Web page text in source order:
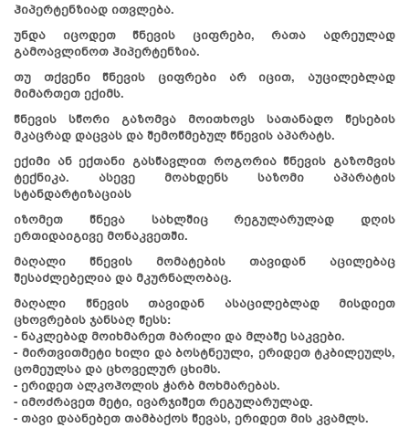
ჰიპერტენზიად ითვლება.
უნდა იცოდეთ წნევის ციფრები, რათა ადრეულად
გამოავლინოთ ჰიპერტენზია.
თუ თქვენი წნევის ციფრები არ იცით, აუცილებლად
მიმართეთ ექიმს.
წნევის სწორი გაზომვა მოითხოვს სათანადო წესების
მკაცრად დაცვას და შემოწმებულ წნევის აპარატს.
ექიმი ან ექთანი გასწავლით როგორია წნევის გაზომვის
ტექნიკა. ასევე მოახდენს საზომი აპარატის
სტანდარტიზაციას
იზომეთ წნევა სახლშიც რეგულარულად დღის
ერთიდაიგივე მონაკვეთში.
მაღალი წნევის მომატების თავიდან აცილებაც
შესაძლებელია და მკურნალობაც.
მაღალი წნევის თავიდან ასაცილებლად მისდიეთ
ცხოვრების ჯანსაღ წესს:
- ნაკლებად მოიხმარეთ მარილი და მლაშე საკვები.
- მირთვითმეტი ხილი და ბოსტნეული, ერიდეთ ტკბილეულს,
ცომეულსა და ცხოველურ ცხიმს.
- ერიდეთ ალკოჰოლის ჭარბ მოხმარებას.
- იმოძრავეთ მეტი, ივარჯიშეთ რეგულარულად.
- თავი დაანებეთ თამბაქოს წევას, ერიდეთ მის კვამლს.